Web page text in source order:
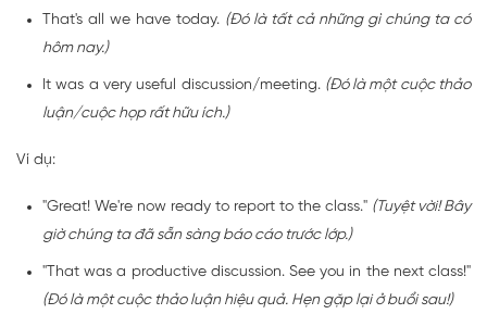
That's all we have today. (Đó là tất cả những gì chúng ta có
hôm nay.)
It was a very useful discussion/meeting. (Đó là một cuộc thảo
luận/cuộc họp rất hữu ích.)
Ví dụ:
"Great! We're now ready to report to the class." (Tuyệt vời! Bây
giờ chúng ta đã sẵn sàng báo cáo trước lớp.)
"That was a productive discussion. See you in the next class!"
(Đó là một cuộc thảo luận hiệu quả. Hẹn gặp lại ở buổi sau!)